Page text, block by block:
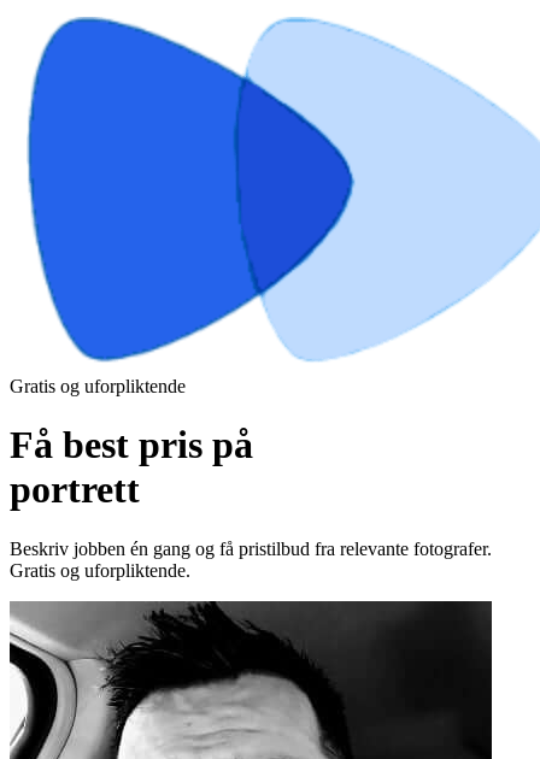
Gratis og uforpliktende
Få best pris på
portrett
Beskriv jobben én gang og få pristilbud fra relevante fotografer.
Gratis og uforpliktende.